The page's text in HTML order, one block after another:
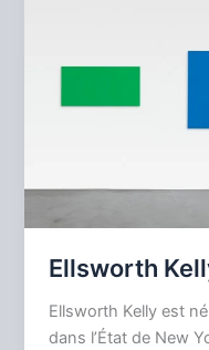
Ellsworth
Ellsworth Kelly est
dans l’État de New